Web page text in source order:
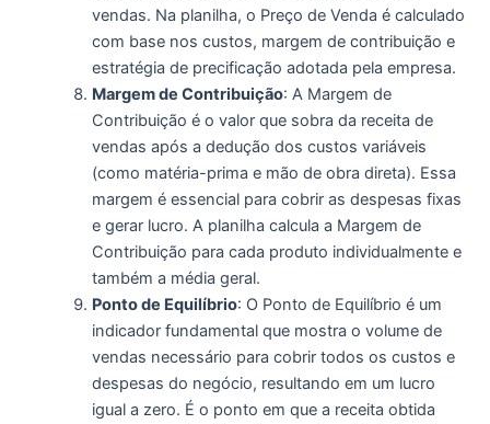
vendas. Na planilha, o Preço de Venda é calculado
com base nos custos, margem de contribuição e
estratégia de precificação adotada pela empresa.
Margem de Contribuição: A Margem de
Contribuição é o valor que sobra da receita de
vendas após a dedução dos custos variáveis
(como matéria-prima e mão de obra direta). Essa
margem é essencial para cobrir as despesas fixas
e gerar lucro. A planilha calcula a Margem de
Contribuição para cada produto individualmente e
também a média geral.
Ponto de Equilíbrio: O Ponto de Equilíbrio é um
indicador fundamental que mostra o volume de
vendas necessário para cobrir todos os custos e
despesas do negócio, resultando em um lucro
igual a zero. É o ponto em que a receita obtida